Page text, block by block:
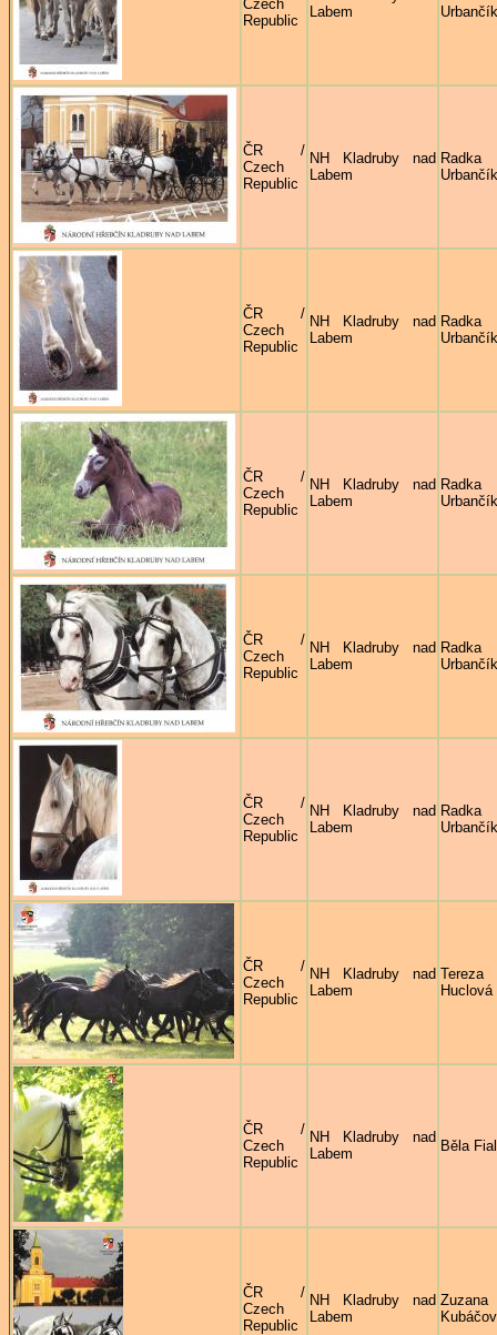
Czech
Republic
Labem
ČR /
Czech
Republic
NH Kladruby nad
Labem
Radka
ČR /
Czech
Republic
NH Kladruby nad
Labem
Radka
ČR /
Czech
Republic
NH Kladruby nad
Labem
Radka
ČR /
Czech
Republic
NH Kladruby nad
Labem
Radka
ČR /
Czech
Republic
NH Kladruby nad
Labem
Radka
ČR /
Czech
Republic
NH Kladruby nad
Labem
Tereza
Huclová
ČR /
Czech
Republic
NH Kladruby nad
Labem
Běla
ČR /
Czech
Republic
NH Kladruby nad
Labem
Zuzana